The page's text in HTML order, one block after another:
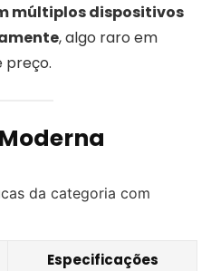
múltiplos dispositivos
, algo raro em
preço.
da categoria com
Especificações